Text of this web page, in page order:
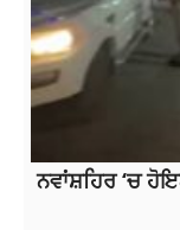
ਨਵਾਂਸ਼ਹਿਰ ‘ਚ